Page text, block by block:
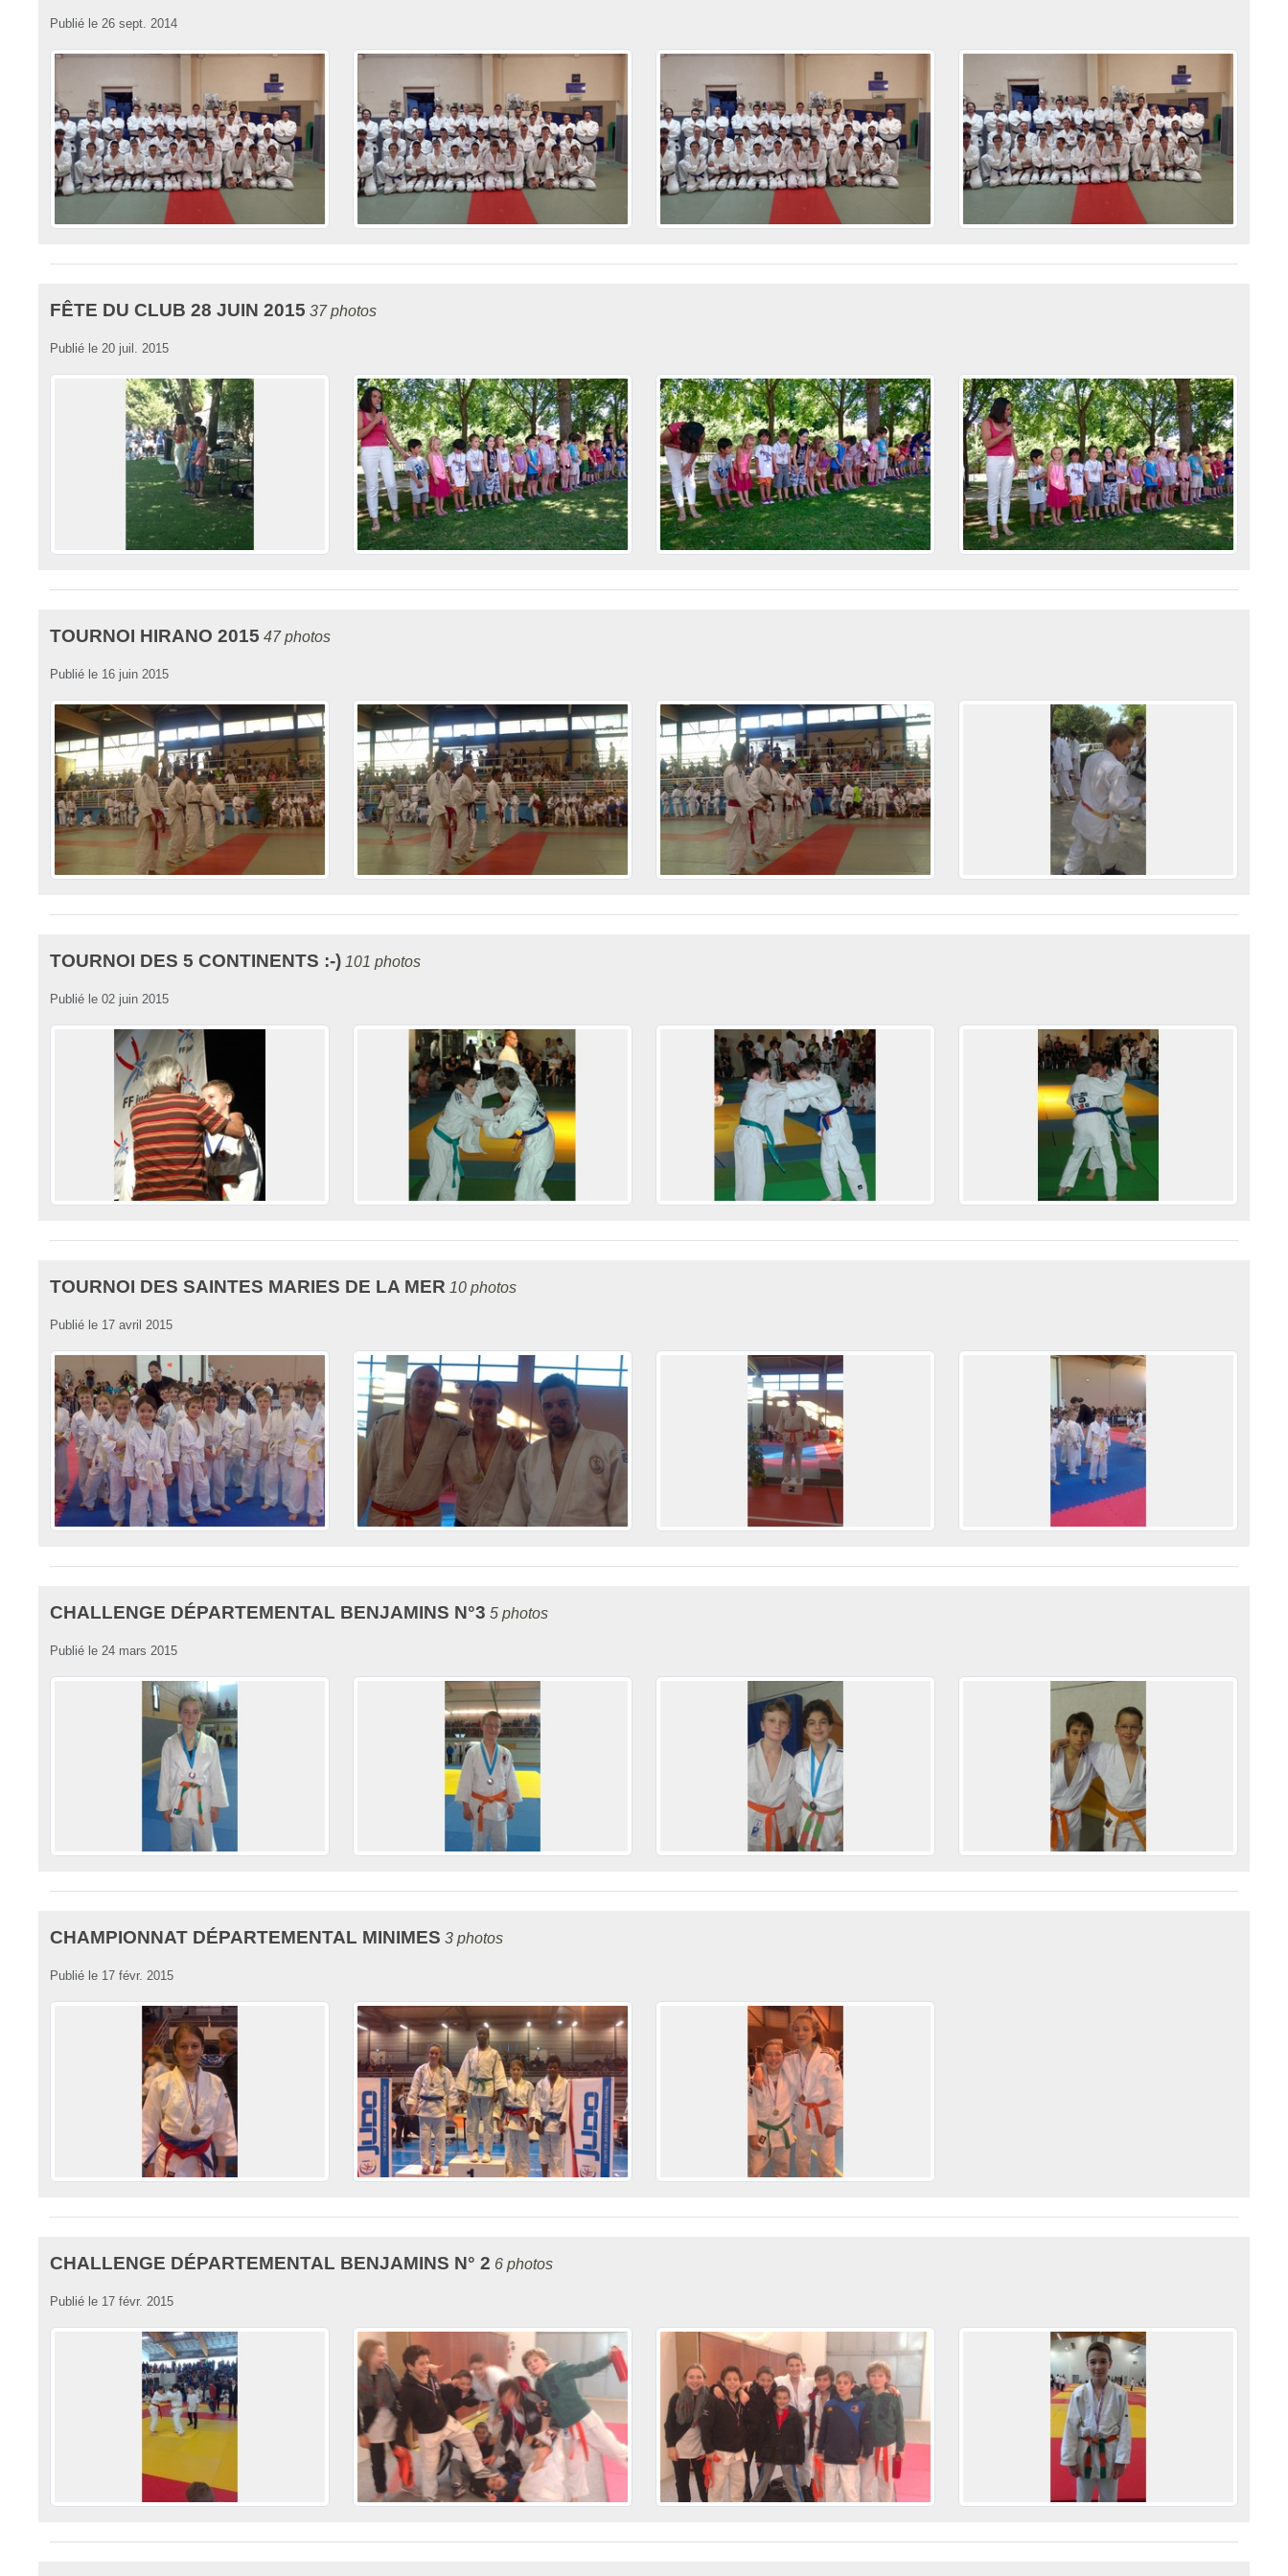
Publié le 26 sept. 2014
FÊTE DU CLUB 28 JUIN 2015 37 photos
Publié le 20 juil. 2015
TOURNOI HIRANO 2015 47 photos
Publié le 16 juin 2015
TOURNOI DES 5 CONTINENTS :-) 101 photos
Publié le 02 juin 2015
TOURNOI DES SAINTES MARIES DE LA MER 10 photos
Publié le 17 avril 2015
CHALLENGE DÉPARTEMENTAL BENJAMINS N°3 5 photos
Publié le 24 mars 2015
CHAMPIONNAT DÉPARTEMENTAL MINIMES 3 photos
Publié le 17 févr. 2015
CHALLENGE DÉPARTEMENTAL BENJAMINS N° 2 6 photos
Publié le 17 févr. 2015